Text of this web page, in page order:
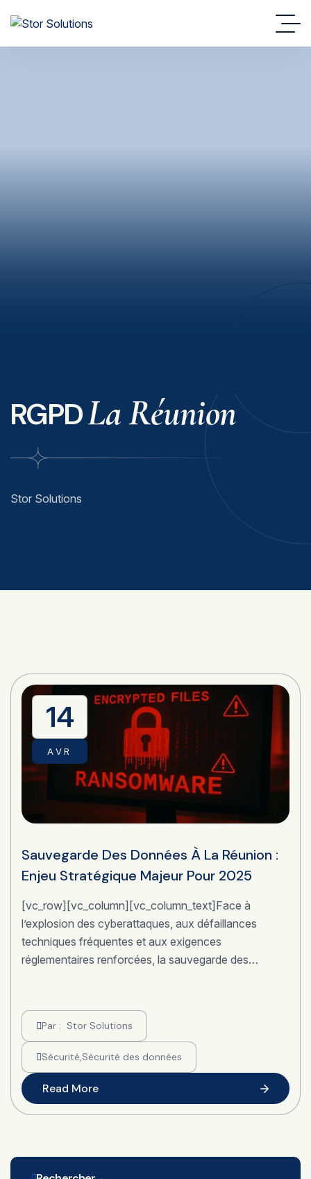
RGPDLa Réunion
Stor Solutions
14
AVR
Sauvegarde Des Données À La Réunion :
Enjeu Stratégique Majeur Pour 2025
[vc_row][vc_column][vc_column_text]Face à
l’explosion des cyberattaques, aux défaillances
techniques fréquentes et aux exigences
réglementaires renforcées, la sauvegarde des…
Par : Stor Solutions
Sécurité,Sécurité des données
Read More